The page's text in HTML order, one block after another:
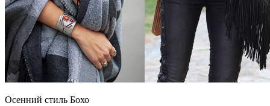
Осенний стиль Бохо